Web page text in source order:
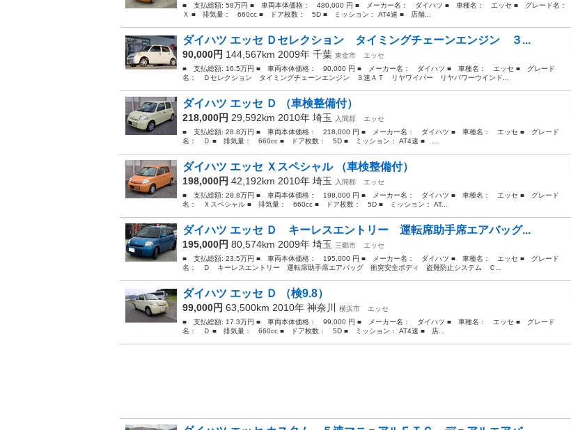
■ 支払総額: 58万円 ■ 車両本体価格： 480,000 円 ■ メーカー名： ダイハツ ■ 車種名： エッセ ■ グレード名：
Ｘ ■ 排気量： 660cc ■ ドア枚数： 5D ■ ミッション： AT4速 ■ 店舗...
ダイハツ エッセ Ｄセレクション タイミングチェーンエンジン ３...
90,000円 144,567km 2009年 千葉 東金市
エッセ
■ 支払総額: 16.5万円 ■ 車両本体価格： 90,000 円 ■ メーカー名： ダイハツ ■ 車種名： エッセ ■ グレード
名： Ｄセレクション タイミングチェーンエンジン ３速ＡＴ リヤワイパー リヤパワーウインド...
ダイハツ エッセ Ｄ （車検整備付）
218,000円 29,592km 2010年 埼玉 入間郡
エッセ
■ 支払総額: 28.8万円 ■ 車両本体価格： 218,000 円 ■ メーカー名： ダイハツ ■ 車種名： エッセ ■ グレード
名： Ｄ ■ 排気量： 660cc ■ ドア枚数： 5D ■ ミッション： AT4速 ■ ...
ダイハツ エッセ Ｘスペシャル （車検整備付）
198,000円 42,192km 2010年 埼玉 入間郡
エッセ
■ 支払総額: 28.8万円 ■ 車両本体価格： 198,000 円 ■ メーカー名： ダイハツ ■ 車種名： エッセ ■ グレード
名： Ｘスペシャル ■ 排気量： 660cc ■ ドア枚数： 5D ■ ミッション： AT...
ダイハツ エッセ Ｄ キーレスエントリー 運転席助手席エアバッグ...
195,000円 80,574km 2009年 埼玉 三郷市
エッセ
■ 支払総額: 23.5万円 ■ 車両本体価格： 195,000 円 ■ メーカー名： ダイハツ ■ 車種名： エッセ ■ グレード
名： Ｄ キーレスエントリー 運転席助手席エアバッグ 衝突安全ボディ 盗難防止システム Ｃ...
ダイハツ エッセ Ｄ （検9.8）
99,000円 63,500km 2010年 神奈川 横浜市
エッセ
■ 支払総額: 17.3万円 ■ 車両本体価格： 99,000 円 ■ メーカー名： ダイハツ ■ 車種名： エッセ ■ グレード
名： Ｄ ■ 排気量： 660cc ■ ドア枚数： 5D ■ ミッション： AT4速 ■ 店...